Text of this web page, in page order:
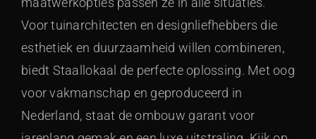
Voor tuinarchitecten en designliefhebbers die
esthetiek en duurzaamheid willen combineren,
biedt Staallokaal de perfecte oplossing. Met oog
voor vakmanschap en geproduceerd in
Nederland, staat de ombouw garant voor